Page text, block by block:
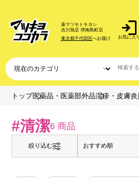
薬マツモトキヨシ
吉川旭店 堺南島町店
東京都千代田区へお届け お気に入り
トップ医薬品・医薬部外品湿疹・皮膚炎
#清潔6 商品
絞り込む